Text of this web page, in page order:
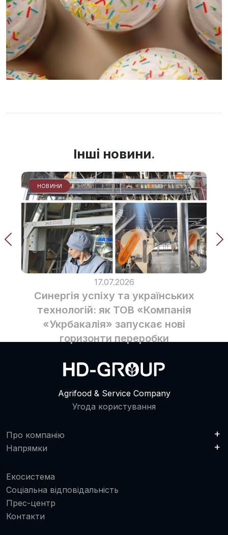
Інші новини
НОВИНИ
17.07.2026
Синергія успіху та українських
технологій: як ТОВ «Компанія
«Укрбакалія» запускає нові
горизонти переробки
Agrifood & Service Company
Угода користування
Про компанію
Напрямки
Екосистема
Соціальна відповідальність
Прес-центр
Контакти